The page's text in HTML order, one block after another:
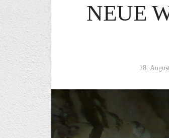
NEUE
18.